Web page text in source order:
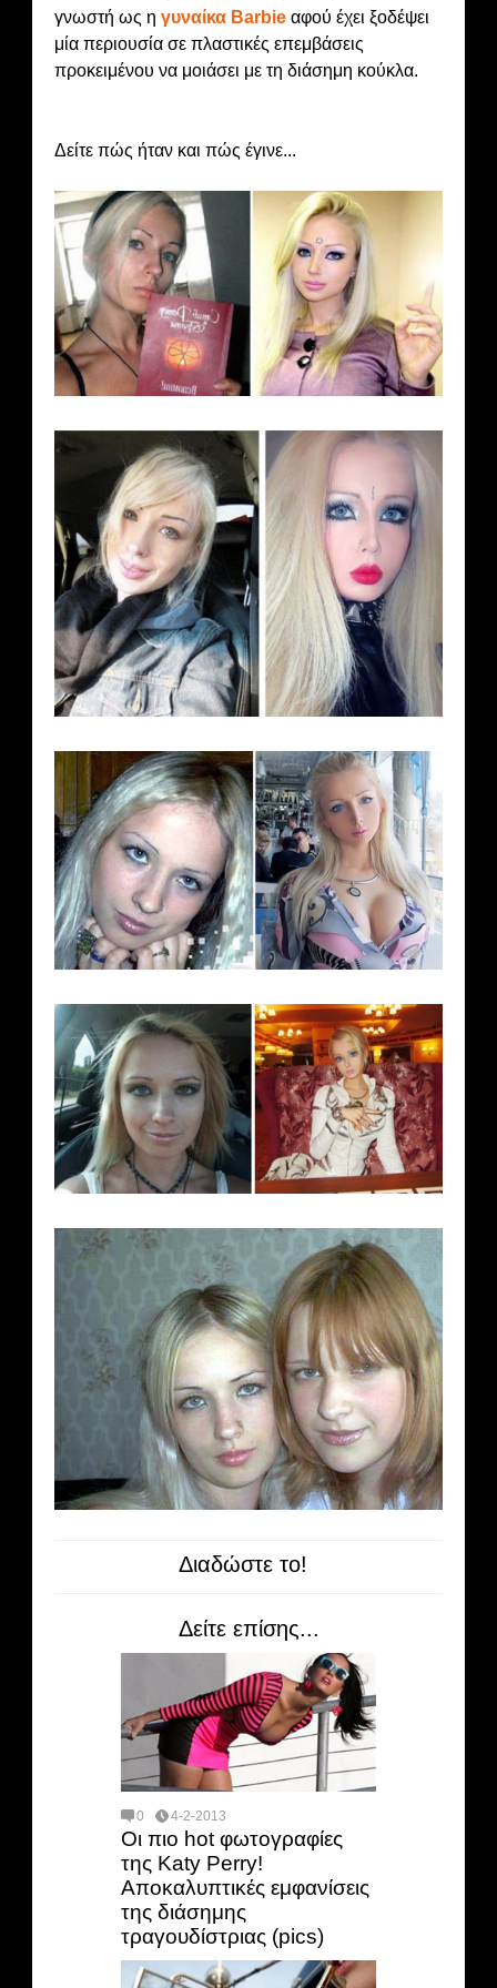
γνωστή ως η γυναίκα Barbie αφού έχει ξοδέψει
μία περιουσία σε πλαστικές επεμβάσεις
προκειμένου να μοιάσει με τη διάσημη κούκλα.
Δείτε πώς ήταν και πώς έγινε...
Διαδώστε το!
Δείτε επίσης...
0 4-2-2013
Οι πιο hot φωτογραφίες
της Katy Perry!
Αποκαλυπτικές εμφανίσεις
της διάσημης
τραγουδίστριας (pics)